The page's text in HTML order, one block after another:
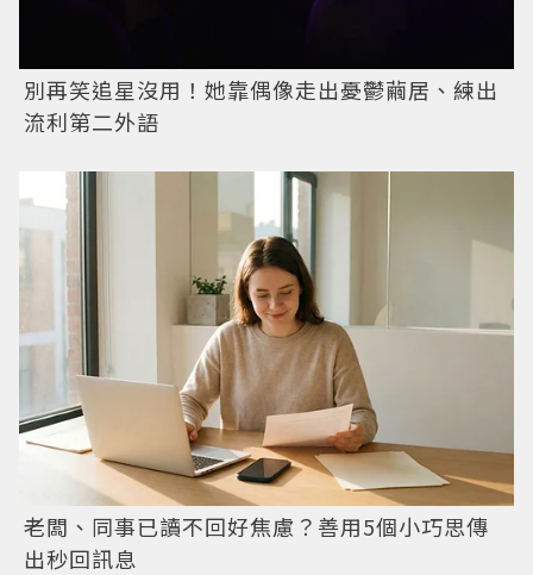
別再笑追星沒用！她靠偶像走出憂鬱繭居、練出
流利第二外語
老闆、同事已讀不回好焦慮？善用5個小巧思傳
出秒回訊息